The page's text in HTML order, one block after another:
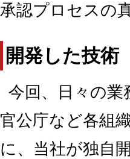
承認プロセスの
開発した技術
今回、日々の
官公庁など各組
に、当社が独自